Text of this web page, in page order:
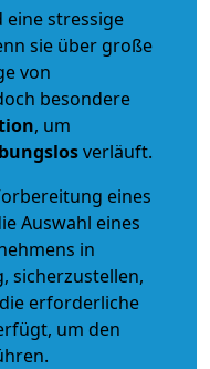
eine stressige
sie über große
von
besondere
, um
verläuft.
eines
Auswahl eines
in
sicherzustellen,
erforderliche
um den